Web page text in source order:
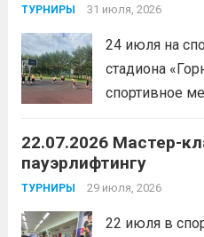
Шабалин
Всеволод3
Александра
ТУРНИРЫ 31 июля, 2026
24 июля на
стадиона
спортивное
«хоккей».
22.07.2026 Мастер-
пауэрлифтингу
ТУРНИРЫ 29 июля, 2026
22 июля в